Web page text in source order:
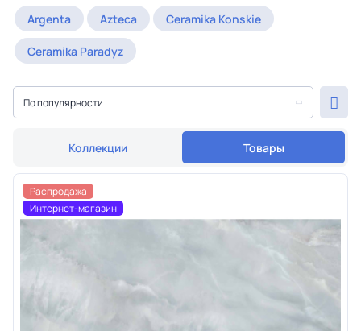
Argenta Azteca Ceramika Konskie
Ceramika Paradyz
Коллекции Товары
По популярности
Распродажа
Интернет-магазин